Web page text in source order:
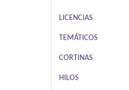
LICENCIAS
TEMÁTICOS
CORTINAS
HILOS